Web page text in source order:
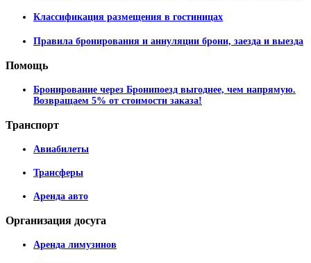
Классификация размещения в гостиницах
Правила бронирования и аннуляции брони, заезда и выезда
Помощь
Бронирование через Бронипоезд выгоднее, чем напрямую.
Возвращаем 5% от стоимости заказа!
Транспорт
Авиабилеты
Трансферы
Аренда авто
Организация досуга
Аренда лимузинов